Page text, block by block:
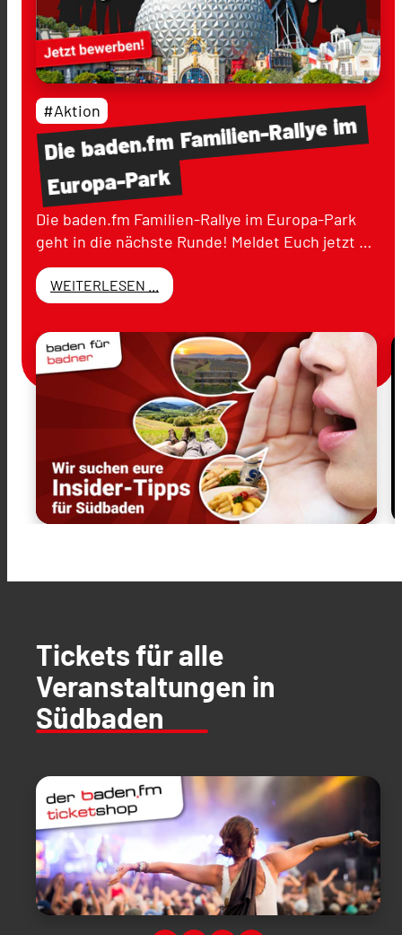
Diebaden.fmFamilien-Rallyeim
Europa-Park
#Aktion
Die baden.fm Familien-Rallye im Europa-Park
geht in die nächste Runde! Meldet Euch jetzt …
WEITERLESEN ...
Tickets für alle
Veranstaltungen in
Südbaden